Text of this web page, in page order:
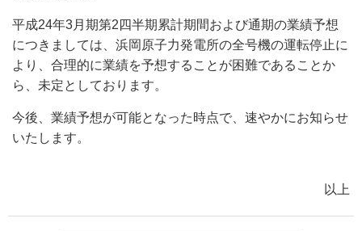
平成24年3月期第2四半期累計期間および通期の業績予想
につきましては、浜岡原子力発電所の全号機の運転停止に
より、合理的に業績を予想することが困難であることか
ら、未定としております。
今後、業績予想が可能となった時点で、速やかにお知らせ
いたします。
以上